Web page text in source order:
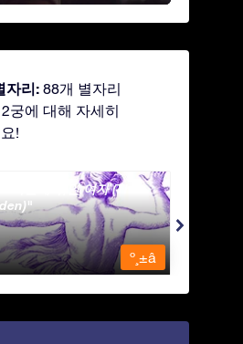
자리: 88개 별자리
궁에 대해 자세히
!
사슬에 묶인 여자 (The
º¸±â